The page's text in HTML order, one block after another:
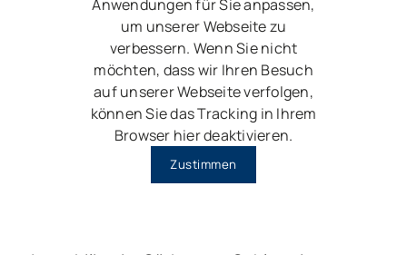
Anwendungen für Sie anpassen,
um unserer Webseite zu
verbessern. Wenn Sie nicht
möchten, dass wir Ihren Besuch
auf unserer Webseite verfolgen,
können Sie das Tracking in Ihrem
Browser hier deaktivieren.
Zustimmen